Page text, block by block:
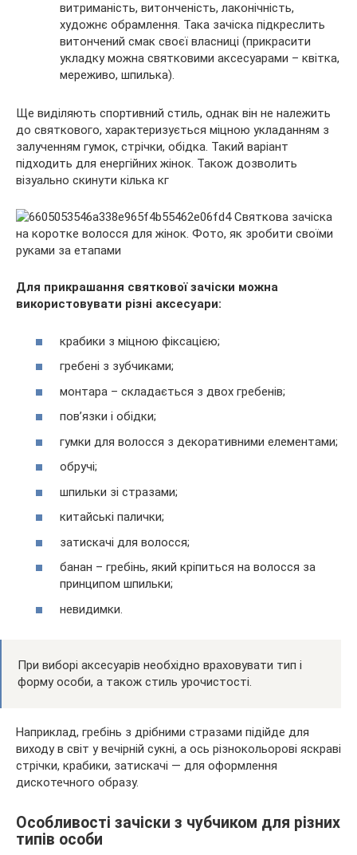
витриманість, витонченість, лаконічність,
художнє обрамлення. Така зачіска підкреслить
витончений смак своєї власниці (прикрасити
укладку можна святковими аксесуарами – квітка,
мереживо, шпилька).
Ще виділяють спортивний стиль, однак він не належить
до святкового, характеризується міцною укладанням з
залученням гумок, стрічки, обідка. Такий варіант
підходить для енергійних жінок. Також дозволить
візуально скинути кілька кг
Для прикрашання святкової зачіски можна
використовувати різні аксесуари:
крабики з міцною фіксацією;
гребені з зубчиками;
монтара – складається з двох гребенів;
пов’язки і обідки;
гумки для волосся з декоративними елементами;
обручі;
шпильки зі стразами;
китайські палички;
затискачі для волосся;
банан – гребінь, який кріпиться на волосся за
принципом шпильки;
невидимки.
При виборі аксесуарів необхідно враховувати тип і
форму особи, а також стиль урочистості.
Наприклад, гребінь з дрібними стразами підійде для
виходу в світ у вечірній сукні, а ось різнокольорові яскраві
стрічки, крабики, затискачі — для оформлення
дискотечного образу.
Особливості зачіски з чубчиком для різних
типів особи